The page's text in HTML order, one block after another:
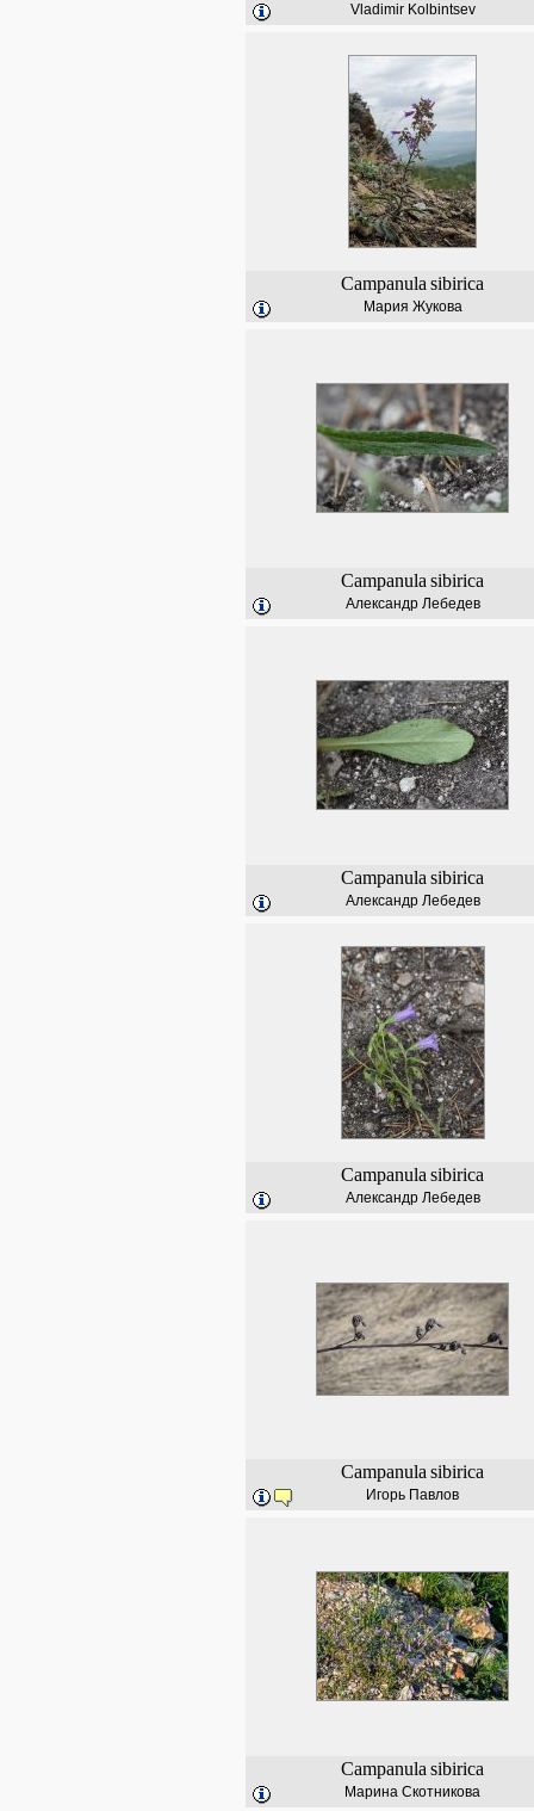
Vladimir Kolbintsev
Campanula sibirica
Мария Жукова
Campanula sibirica
Александр Лебедев
Campanula sibirica
Александр Лебедев
Campanula sibirica
Александр Лебедев
Campanula sibirica
Игорь Павлов
Campanula sibirica
Марина Скотникова